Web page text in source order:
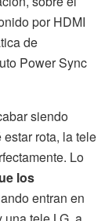
por HDMI
de
Power Sync
siendo
rota, la tele
Lo
los
entran en